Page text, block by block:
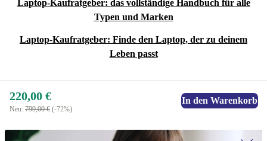
Laptop-Kaufratgeber: das vollständige Handbuch für alle
Typen und Marken
Laptop-Kaufratgeber: Finde den Laptop, der zu deinem
Leben passt
220,00 €
Neu: 799,00 € (-72%)
In den Warenkorb